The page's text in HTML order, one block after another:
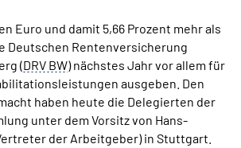
Euro und damit 5,66 Prozent mehr als
Deutschen Rentenversicherung
(DRV BW) nächstes Jahr vor allem für
ausgeben. Den
haben heute die Delegierten der
unter dem Vorsitz von Hans-
der Arbeitgeber) in Stuttgart.